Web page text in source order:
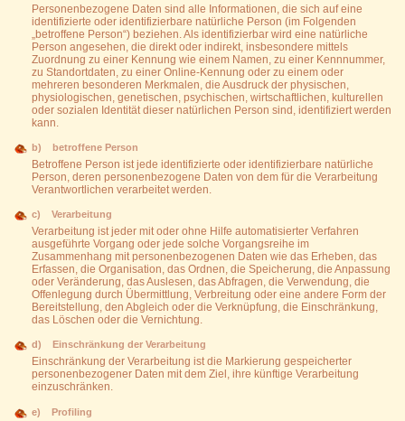
Personenbezogene Daten sind alle Informationen, die sich auf eine
identifizierte oder identifizierbare natürliche Person (im Folgenden
„betroffene Person“) beziehen. Als identifizierbar wird eine natürliche
Person angesehen, die direkt oder indirekt, insbesondere mittels
Zuordnung zu einer Kennung wie einem Namen, zu einer Kennnummer,
zu Standortdaten, zu einer Online-Kennung oder zu einem oder
mehreren besonderen Merkmalen, die Ausdruck der physischen,
physiologischen, genetischen, psychischen, wirtschaftlichen, kulturellen
oder sozialen Identität dieser natürlichen Person sind, identifiziert werden
kann.
b) betroffene Person
Betroffene Person ist jede identifizierte oder identifizierbare natürliche
Person, deren personenbezogene Daten von dem für die Verarbeitung
Verantwortlichen verarbeitet werden.
c) Verarbeitung
Verarbeitung ist jeder mit oder ohne Hilfe automatisierter Verfahren
ausgeführte Vorgang oder jede solche Vorgangsreihe im
Zusammenhang mit personenbezogenen Daten wie das Erheben, das
Erfassen, die Organisation, das Ordnen, die Speicherung, die Anpassung
oder Veränderung, das Auslesen, das Abfragen, die Verwendung, die
Offenlegung durch Übermittlung, Verbreitung oder eine andere Form der
Bereitstellung, den Abgleich oder die Verknüpfung, die Einschränkung,
das Löschen oder die Vernichtung.
d) Einschränkung der Verarbeitung
Einschränkung der Verarbeitung ist die Markierung gespeicherter
personenbezogener Daten mit dem Ziel, ihre künftige Verarbeitung
einzuschränken.
e) Profiling